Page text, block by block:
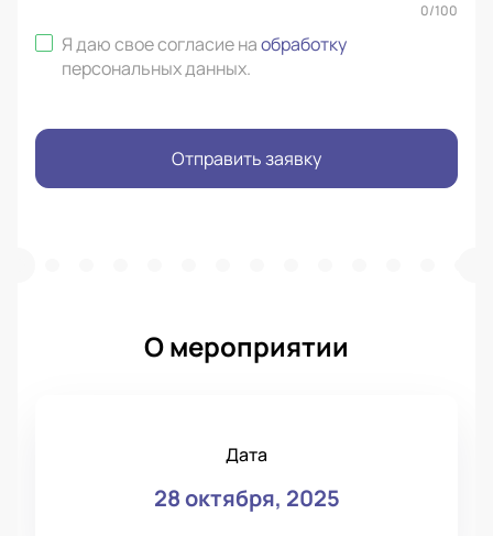
0/100
Я даю свое согласие наобработку
персональных данных.
Отправить заявку
О мероприятии
Дата
28 октября, 2025